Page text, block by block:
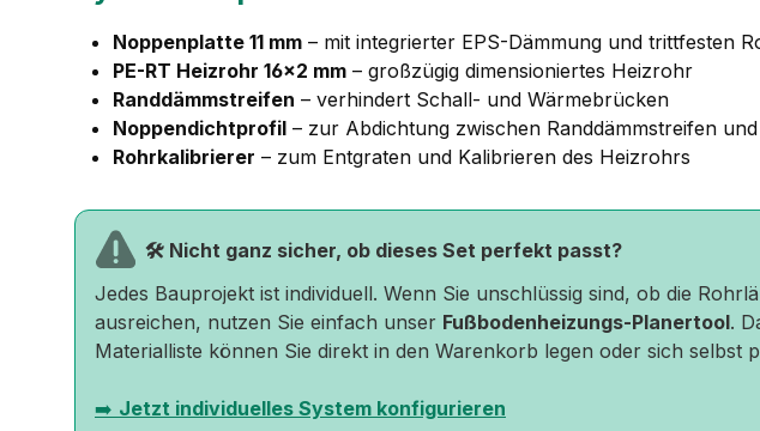
Noppenplatte 11 mm – mit integrierter EPS-Dämmung und trittfesten
PE-RT Heizrohr 16×2 mm – großzügig dimensioniertes Heizrohr
Randdämmstreifen – verhindert Schall- und Wärmebrücken
Noppendichtprofil – zur Abdichtung zwischen Randdämmstreifen
Rohrkalibrierer – zum Entgraten und Kalibrieren des Heizrohrs
🛠️ Nicht ganz sicher, ob dieses Set perfekt passt?
Jedes Bauprojekt ist individuell. Wenn Sie unschlüssig sind, ob die
ausreichen, nutzen Sie einfach unser Fußbodenheizungs-Planertool.
Materialliste können Sie direkt in den Warenkorb legen oder sich selbst
➡️ Jetzt individuelles System konfigurieren